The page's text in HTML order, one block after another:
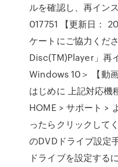
ルを確認し、再イン
017751 【更新日：
ケートにご協力くだ
Disc(TM)Player」再
Windows 10＞ 【動
はじめに 上記対応
HOME > サポート >
ったらクリックして
のDVDドライブ設定
ドライブを設定する